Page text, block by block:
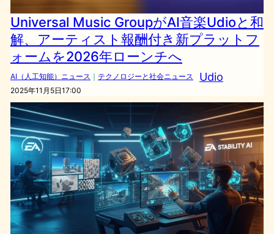
Universal Music GroupがAI音楽Udioと和
解、アーティスト報酬付き新プラットフ
ォームを2026年ローンチへ
AI（人工知能）ニュース ｜ テクノロジーと社会ニュース Udio
2025年11月5日17:00